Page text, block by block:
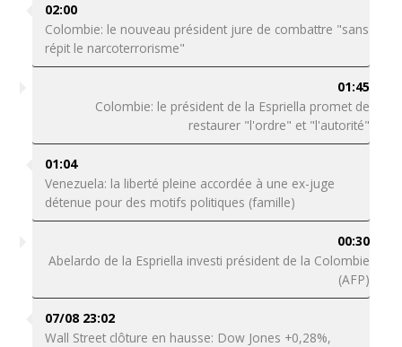
02:00
Colombie: le nouveau président jure de combattre "sans
répit le narcoterrorisme"
01:45
Colombie: le président de la Espriella promet de
restaurer "l'ordre" et "l'autorité"
01:04
Venezuela: la liberté pleine accordée à une ex-juge
détenue pour des motifs politiques (famille)
00:30
Abelardo de la Espriella investi président de la Colombie
(AFP)
07/08 23:02
Wall Street clôture en hausse: Dow Jones +0,28%,